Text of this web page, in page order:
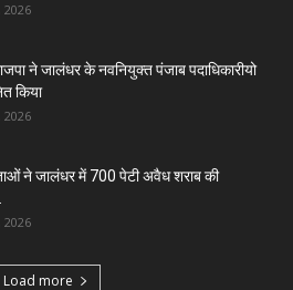
2026
ने जालंधर के नवनियुक्त पंजाब पदाधिकारीयो
किया
2026
ने जालंधर में 700 पेटी अवैध शराब की
2026
Load more